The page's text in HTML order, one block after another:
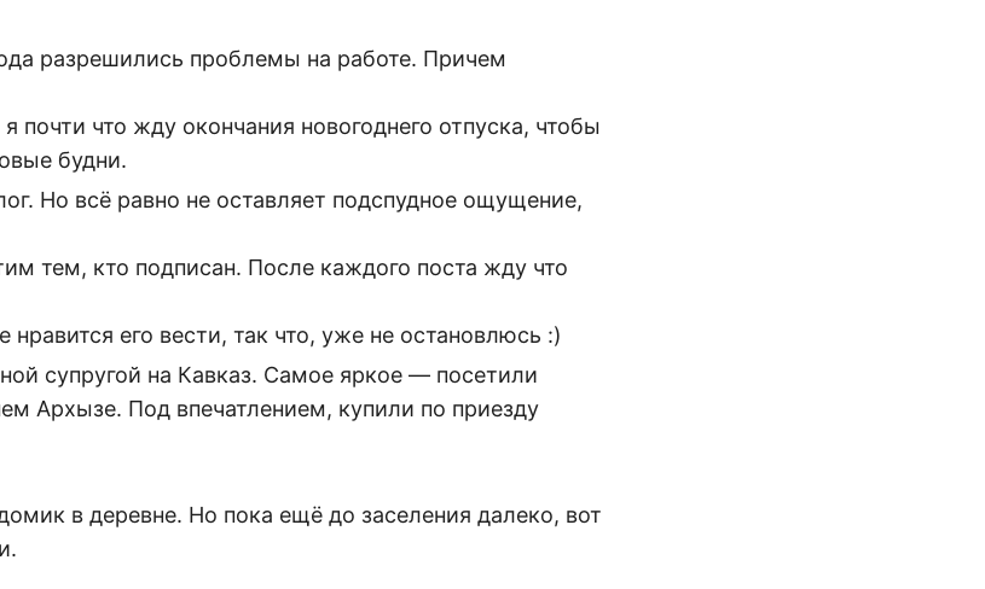
разрешились проблемы на работе. Причем
почти что жду окончания новогоднего отпуска, чтобы
будни.
Но всё равно не оставляет подспудное ощущение,
тем, кто подписан. После каждого поста жду что
его вести, так что, уже не остановлюсь :)
супругой на Кавказ. Самое яркое — посетили
Архызе. Под впечатлением, купили по приезду
в деревне. Но пока ещё до заселения далеко, вот